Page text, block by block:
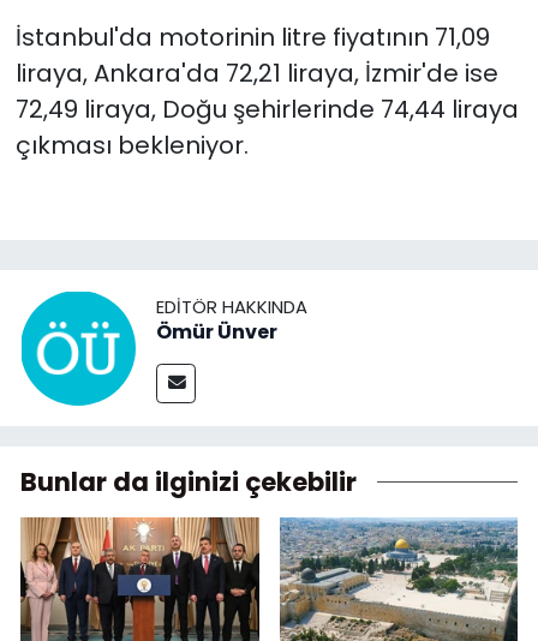
İstanbul'da motorinin litre fiyatının 71,09
liraya, Ankara'da 72,21 liraya, İzmir'de ise
72,49 liraya, Doğu şehirlerinde 74,44 liraya
çıkması bekleniyor.
EDITÖR HAKKINDA
Ömür Ünver
Bunlar da ilginizi çekebilir